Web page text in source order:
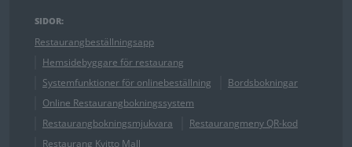
SIDOR:
Restaurangbeställningsapp
Hemsidebyggare för restaurang
Systemfunktioner för onlinebeställning
Bordsbokningar
Online Restaurangbokningssystem
Restaurangbokningsmjukvara
Restaurangmeny QR-kod
Restaurang Kvitto Mall